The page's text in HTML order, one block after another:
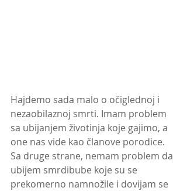
Hajdemo sada malo o očiglednoj i
nezaobilaznoj smrti. Imam problem
sa ubijanjem životinja koje gajimo, a
one nas vide kao članove porodice.
Sa druge strane, nemam problem da
ubijem smrdibube koje su se
prekomerno namnožile i dovijam se